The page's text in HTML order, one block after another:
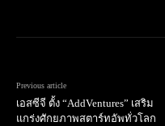
Previous article
เอสซีจี ตั้ง “AddVentures” เสริม
แกร่งศักยภาพสตาร์ทอัพทั่วโลก